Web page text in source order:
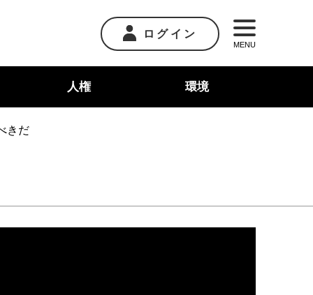
ログイン
MENU
人権 環境
きだ